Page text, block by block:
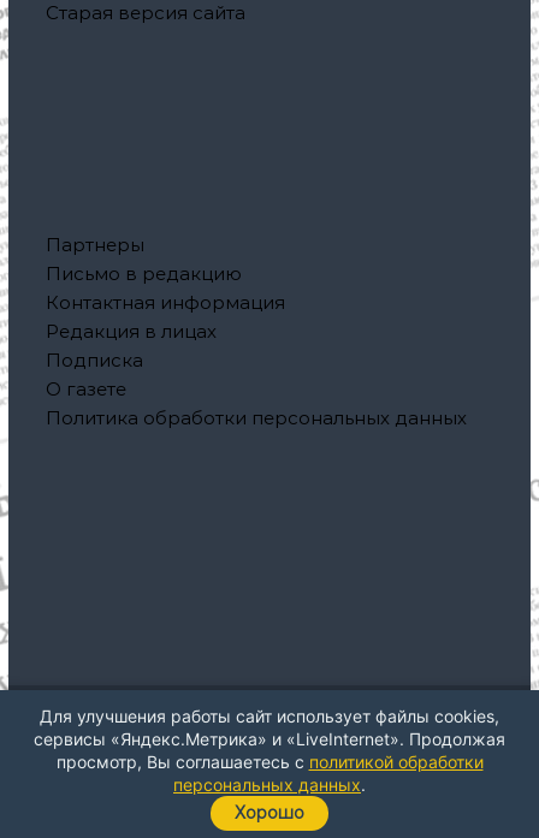
Старая версия сайта
Партнеры
Письмо в редакцию
Контактная информация
Редакция в лицах
Подписка
О газете
Политика обработки персональных данных
Авторское право © 2026Газета "Северная правда"Все
права защищены. Тема: ThemeGrill отFlash. На платформе
WordPress
Для улучшения работы сайт использует файлы cookies,
сервисы «Яндекс.Метрика» и «LiveInternet». Продолжая
просмотр, Вы соглашаетесь с политикой обработки
персональных данных.
Хорошо